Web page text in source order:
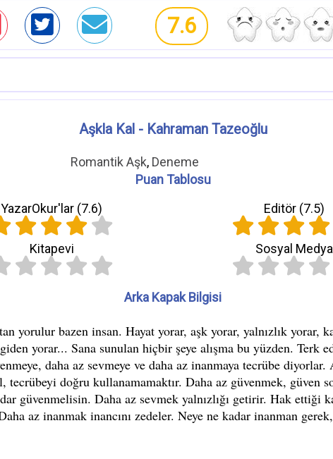
7.6
Aşkla Kal - Kahraman Tazeoğlu
Romantik Aşk, Deneme
Puan Tablosu
YazarOkur'lar (7.6) Editör (7.5)
Kitapevi Sosyal Medya
Arka Kapak Bilgisi